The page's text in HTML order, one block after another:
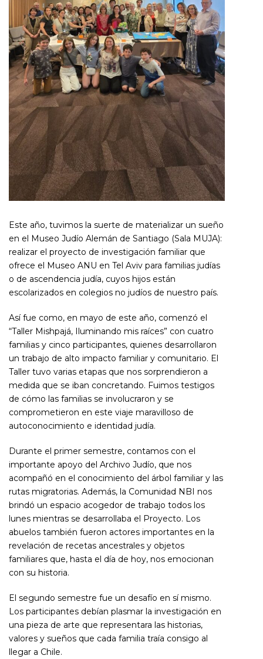
Este año, tuvimos la suerte de materializar un sueño
en el Museo Judío Alemán de Santiago (Sala MUJA):
realizar el proyecto de investigación familiar que
ofrece el Museo ANU en Tel Aviv para familias judías
o de ascendencia judía, cuyos hijos están
escolarizados en colegios no judíos de nuestro país.
Así fue como, en mayo de este año, comenzó el
“Taller Mishpajá, Iluminando mis raíces” con cuatro
familias y cinco participantes, quienes desarrollaron
un trabajo de alto impacto familiar y comunitario. El
Taller tuvo varias etapas que nos sorprendieron a
medida que se iban concretando. Fuimos testigos
de cómo las familias se involucraron y se
comprometieron en este viaje maravilloso de
autoconocimiento e identidad judía.
Durante el primer semestre, contamos con el
importante apoyo del Archivo Judío, que nos
acompañó en el conocimiento del árbol familiar y las
rutas migratorias. Además, la Comunidad NBI nos
brindó un espacio acogedor de trabajo todos los
lunes mientras se desarrollaba el Proyecto. Los
abuelos también fueron actores importantes en la
revelación de recetas ancestrales y objetos
familiares que, hasta el día de hoy, nos emocionan
con su historia.
El segundo semestre fue un desafío en sí mismo.
Los participantes debían plasmar la investigación en
una pieza de arte que representara las historias,
valores y sueños que cada familia traía consigo al
llegar a Chile.